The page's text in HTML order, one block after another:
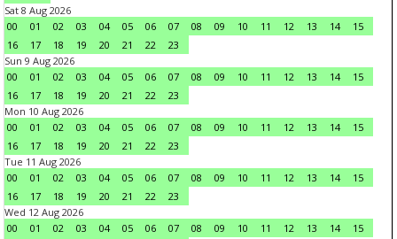
Sat 8 Aug 2026
00
01 02 03 04 05 06 07 08 09 10 11 12 13 14
15
16
17 18 19 20 21 22
23
Sun 9 Aug 2026
00
01 02 03 04 05 06 07 08 09 10 11 12 13 14
15
16
17 18 19 20 21 22
23
Mon 10 Aug 2026
00
01 02 03 04 05 06 07 08 09 10 11 12 13 14
15
16
17 18 19 20 21 22
23
Tue 11 Aug 2026
00
01 02 03 04 05 06 07 08 09 10 11 12 13 14
15
16
17 18 19 20 21 22
23
Wed 12 Aug 2026
00
01 02 03 04 05 06 07 08 09 10 11 12 13 14
15